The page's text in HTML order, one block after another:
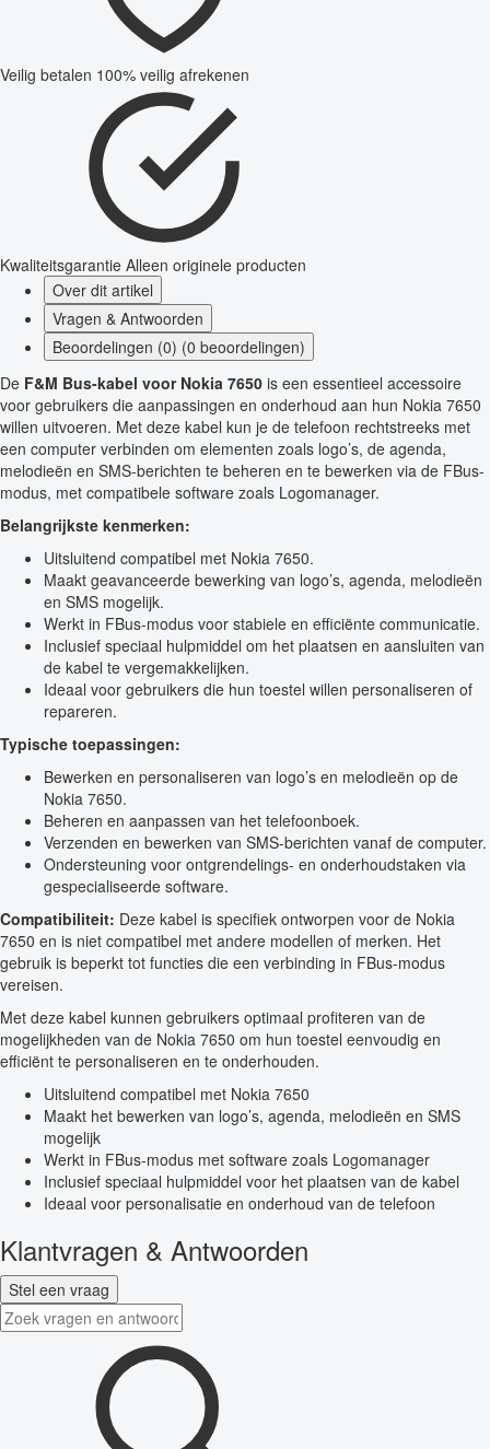
Veilig betalen 100% veilig afrekenen
Kwaliteitsgarantie Alleen originele producten
Over dit artikel
Vragen & Antwoorden
Beoordelingen (0) (0 beoordelingen)
De F&M Bus-kabel voor Nokia 7650 is een essentieel accessoire
voor gebruikers die aanpassingen en onderhoud aan hun Nokia 7650
willen uitvoeren. Met deze kabel kun je de telefoon rechtstreeks met
een computer verbinden om elementen zoals logo’s, de agenda,
melodieën en SMS-berichten te beheren en te bewerken via de FBus-
modus, met compatibele software zoals Logomanager.
Belangrijkste kenmerken:
Uitsluitend compatibel met Nokia 7650.
Maakt geavanceerde bewerking van logo’s, agenda, melodieën
en SMS mogelijk.
Werkt in FBus-modus voor stabiele en efficiënte communicatie.
Inclusief speciaal hulpmiddel om het plaatsen en aansluiten van
de kabel te vergemakkelijken.
Ideaal voor gebruikers die hun toestel willen personaliseren of
repareren.
Typische toepassingen:
Bewerken en personaliseren van logo’s en melodieën op de
Nokia 7650.
Beheren en aanpassen van het telefoonboek.
Verzenden en bewerken van SMS-berichten vanaf de computer.
Ondersteuning voor ontgrendelings- en onderhoudstaken via
gespecialiseerde software.
Compatibiliteit: Deze kabel is specifiek ontworpen voor de Nokia
7650 en is niet compatibel met andere modellen of merken. Het
gebruik is beperkt tot functies die een verbinding in FBus-modus
vereisen.
Met deze kabel kunnen gebruikers optimaal profiteren van de
mogelijkheden van de Nokia 7650 om hun toestel eenvoudig en
efficiënt te personaliseren en te onderhouden.
Uitsluitend compatibel met Nokia 7650
Maakt het bewerken van logo’s, agenda, melodieën en SMS
mogelijk
Werkt in FBus-modus met software zoals Logomanager
Inclusief speciaal hulpmiddel voor het plaatsen van de kabel
Ideaal voor personalisatie en onderhoud van de telefoon
Klantvragen & Antwoorden
Stel een vraag